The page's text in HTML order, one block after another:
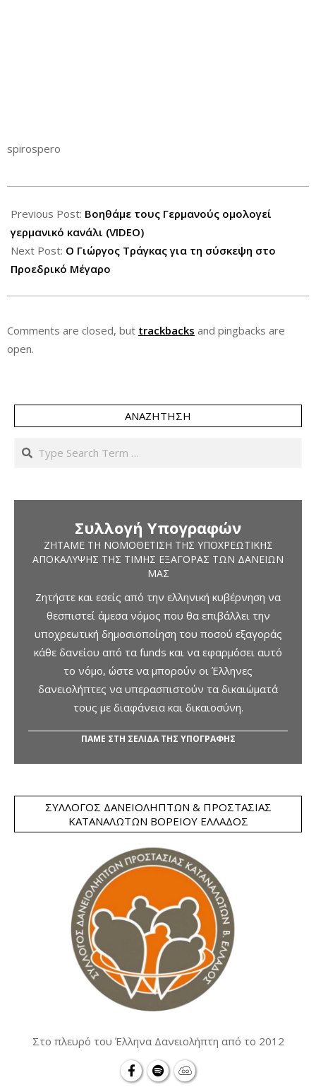
spirospero
05-
14
Previous Post: Βοηθάμε τους Γερμανούς ομολογεί
γερμανικό κανάλι (VIDEO)
Next Post: Ο Γιώργος Τράγκας για τη σύσκεψη στο
Προεδρικό Μέγαρο
Comments are closed, but trackbacks and pingbacks are
open.
ΑΝΑΖΉΤΗΣΗ
Search
Συλλογή Υπογραφών
ΖΗΤΆΜΕ ΤΗ ΝΟΜΟΘΈΤΙΣΗ ΤΗΣ ΥΠΟΧΡΕΩΤΙΚΉΣ
ΑΠΟΚΆΛΥΨΗΣ ΤΗΣ ΤΙΜΉΣ ΕΞΑΓΟΡΆΣ ΤΩΝ ΔΑΝΕΊΩΝ
ΜΑΣ
Ζητήστε και εσείς από την ελληνική κυβέρνηση να
θεσπιστεί άμεσα νόμος που θα επιβάλλει την
υποχρεωτική δημοσιοποίηση του ποσού εξαγοράς
κάθε δανείου από τα funds και να εφαρμόσει αυτό
το νόμο, ώστε να μπορούν οι Έλληνες
δανειολήπτες να υπερασπιστούν τα δικαιώματά
τους με διαφάνεια και δικαιοσύνη.
ΠΑΜΕ ΣΤΗ ΣΕΛΙΔΑ ΤΗΣ ΥΠΟΓΡΑΦΗΣ
ΣΎΛΛΟΓΟΣ ΔΑΝΕΙΟΛΗΠΤΏΝ & ΠΡΟΣΤΑΣΊΑΣ
ΚΑΤΑΝΑΛΩΤΏΝ ΒΟΡΕΊΟΥ ΕΛΛΆΔΟΣ
Στο πλευρό του Έλληνα Δανειολήπτη από το 2012